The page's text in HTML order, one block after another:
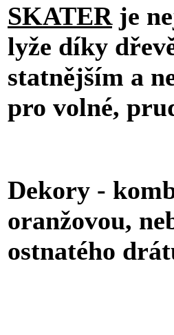
SKATERje
lyže díky
statnějším a
pro volné,
Dekory -
oranžovou,
ostnatého